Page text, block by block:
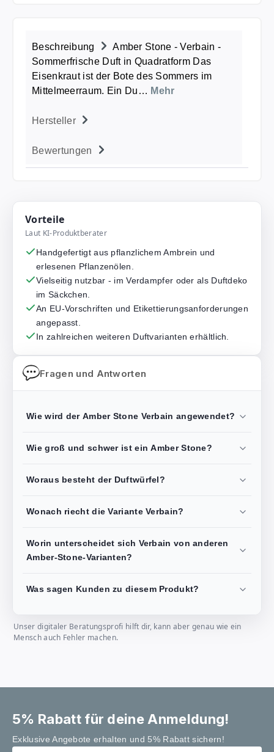
Beschreibung
Amber Stone - Verbain -
Sommerfrische Duft in Quadratform Das
Eisenkraut ist der Bote des Sommers im
Mittelmeerraum. Ein Du… Mehr
Hersteller
Bewertungen
Vorteile
Laut KI-Produktberater
Handgefertigt aus pflanzlichem Ambrein und
erlesenen Pflanzenölen.
Vielseitig nutzbar - im Verdampfer oder als Duftdeko
im Säckchen.
An EU-Vorschriften und Etikettierungsanforderungen
angepasst.
In zahlreichen weiteren Duftvarianten erhältlich.
Fragen und Antworten
Wie wird der Amber Stone Verbain angewendet?
Wie groß und schwer ist ein Amber Stone?
Woraus besteht der Duftwürfel?
Wonach riecht die Variante Verbain?
Worin unterscheidet sich Verbain von anderen
Amber-Stone-Varianten?
Was sagen Kunden zu diesem Produkt?
Unser digitaler Beratungsprofi hilft dir, kann aber genau wie ein
Mensch auch Fehler machen.
5% Rabatt für deine Anmeldung!
Exklusive Angebote erhalten und 5% Rabatt sichern!